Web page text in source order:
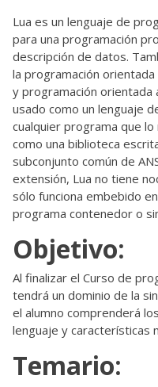
Lua es un lenguaje de
para una programación
descripción de datos.
la programación
y programación orientada
usado como un lenguaje
cualquier programa que
como una biblioteca
subconjunto común de
extensión, Lua no tiene
sólo funciona embebido
programa contenedor o
Objetivo:
Al finalizar el Curso de
tendrá un dominio de la
el alumno comprenderá
lenguaje y características
Temario: